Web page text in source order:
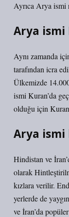
Ayrıca Arya ismi
Arya ismi
Aynı zamanda
tarafından icra
Ülkemizde
ismi Kuran’da
olduğu için
Arya ismi
Hindistan ve
olarak
kızlara verilir.
yerlerde de
ve İran’da